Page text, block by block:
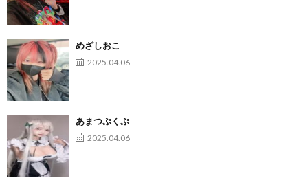
めざしおこ
2025.04.06
あまつぷくぷ
2025.04.06